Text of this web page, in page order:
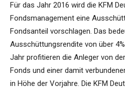
Für das Jahr 2016 wird die KFM
Fondsmanagement eine
Fondsanteil vorschlagen. Das
Ausschüttungsrendite von über
Jahr profitieren die Anleger von
Fonds und einer damit
in Höhe der Vorjahre. Die KFM